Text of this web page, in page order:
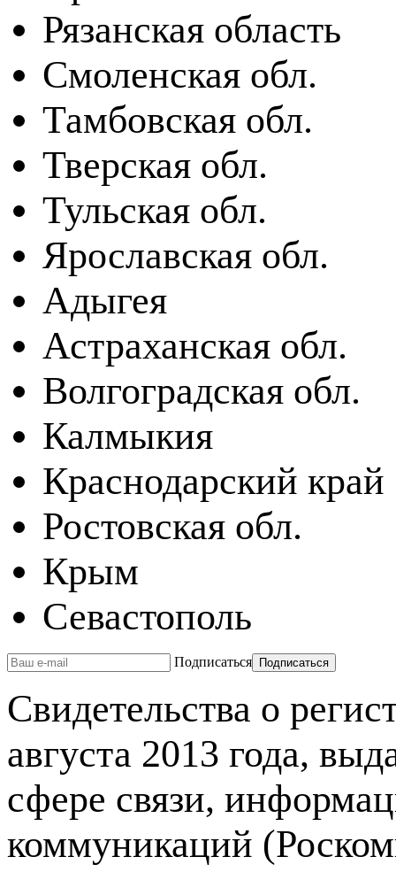
Рязанская область
Смоленская обл.
Тамбовская обл.
Тверская обл.
Тульская обл.
Ярославская обл.
Адыгея
Астраханская обл.
Волгоградская обл.
Калмыкия
Краснодарский край
Ростовская обл.
Крым
Севастополь
Подписаться
Свидетельства о
августа 2013 года,
сфере связи,
коммуникаций